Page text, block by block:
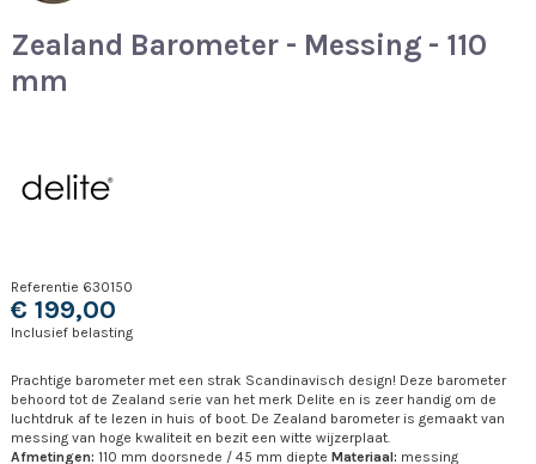
Zealand Barometer - Messing - 110
mm
Referentie 630150
€ 199,00
Inclusief belasting
Prachtige barometer met een strak Scandinavisch design! Deze barometer
behoord tot de Zealand serie van het merk Delite en is zeer handig om de
luchtdruk af te lezen in huis of boot. De Zealand barometer is gemaakt van
messing van hoge kwaliteit en bezit een witte wijzerplaat.
Afmetingen: 110 mm doorsnede / 45 mm diepte Materiaal: messing